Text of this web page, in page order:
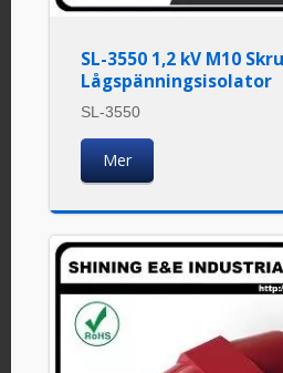
SL-3550 1,2 kV M10
Lågspänningsisolator
SL-3550
Mer